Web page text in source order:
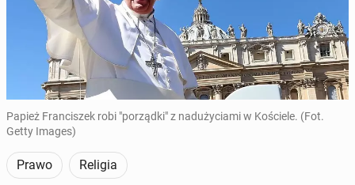
Papież Franciszek robi "porządki" z nadużyciami w Kościele. (Fot.
Getty Images)
Prawo Religia